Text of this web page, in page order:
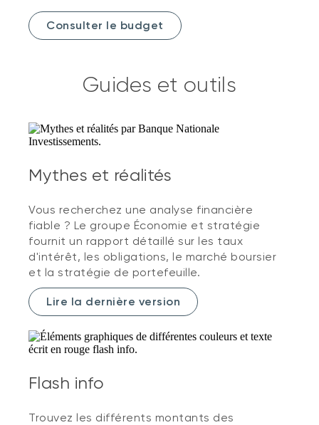
Consulter le budget
Guides et outils
Mythes et réalités
Vous recherchez une analyse financière
fiable ? Le groupe Économie et stratégie
fournit un rapport détaillé sur les taux
d'intérêt, les obligations, le marché boursier
et la stratégie de portefeuille.
Lire la dernière version
Flash info
Trouvez les différents montants des